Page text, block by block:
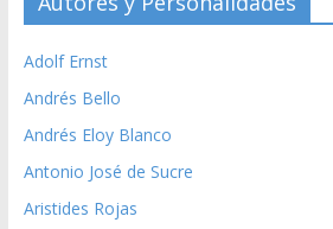
Adolf Ernst
Andrés Bello
Andrés Eloy Blanco
Antonio José de Sucre
Aristides Rojas